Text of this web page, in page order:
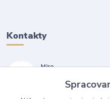
Kontakty
Miro
(Po-Pia, 7-17 hod.)